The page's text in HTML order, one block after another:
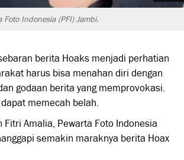
Foto Indonesia (PFI) Jambi.
berita Hoaks menjadi perhatian
harus bisa menahan diri dengan
godaan berita yang memprovokasi.
memecah belah.
Amalia, Pewarta Foto Indonesia
semakin maraknya berita Hoax